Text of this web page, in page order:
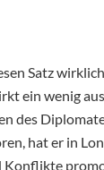
Satz
ein wenig
des
hat er in
Konflikte